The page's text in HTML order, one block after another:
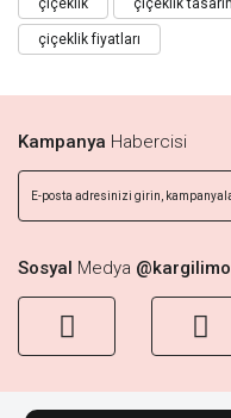
çiçeklik
çiçeklik
çiçeklik fiyatları
Kampanya Habercisi
Sosyal Medya